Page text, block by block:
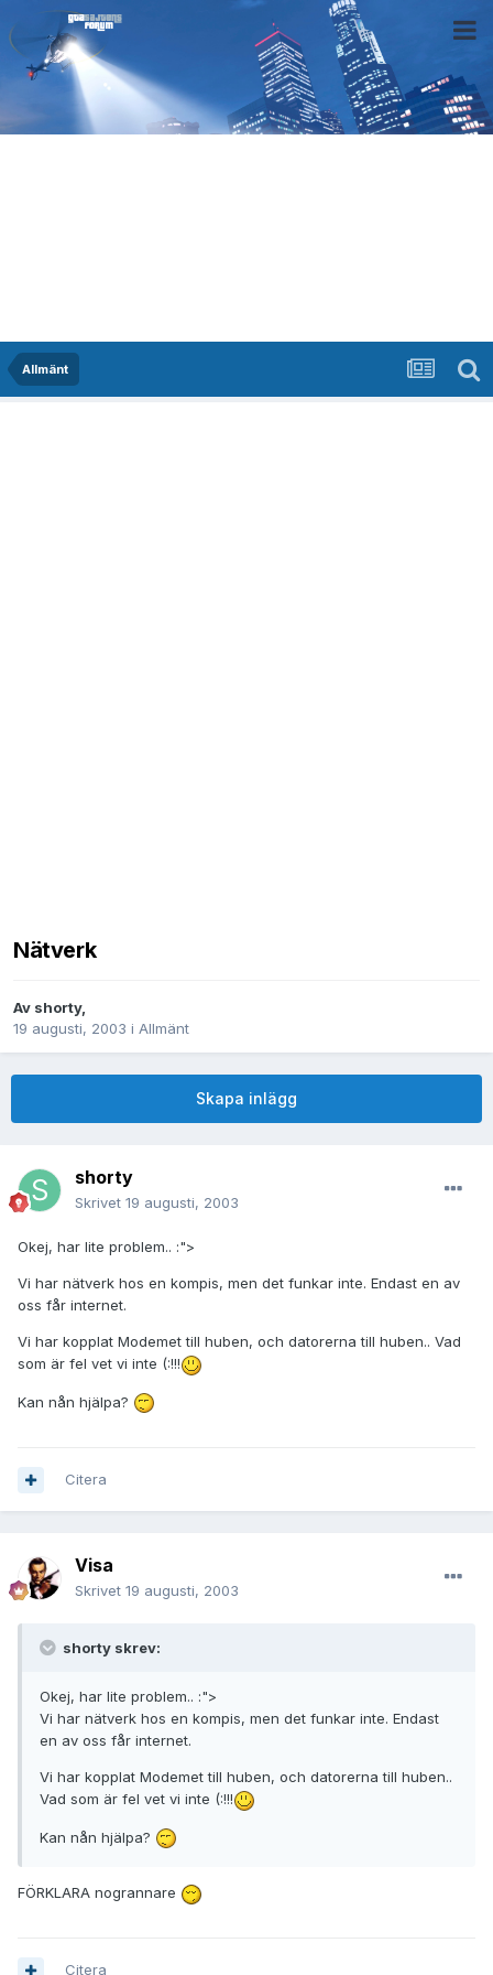
Allmänt
Nätverk
Av shorty,
19 augusti, 2003 i Allmänt
Skapa inlägg
shorty
Skrivet 19 augusti, 2003
Okej, har lite problem.. :">
Vi har nätverk hos en kompis, men det funkar inte. Endast en av
oss får internet.
Vi har kopplat Modemet till huben, och datorerna till huben.. Vad
som är fel vet vi inte (:!!!
Kan nån hjälpa?
Citera
Visa
Skrivet 19 augusti, 2003
shorty skrev:
Okej, har lite problem.. :">
Vi har nätverk hos en kompis, men det funkar inte. Endast
en av oss får internet.
Vi har kopplat Modemet till huben, och datorerna till huben..
Vad som är fel vet vi inte (:!!!
Kan nån hjälpa?
FÖRKLARA nogrannare
Citera